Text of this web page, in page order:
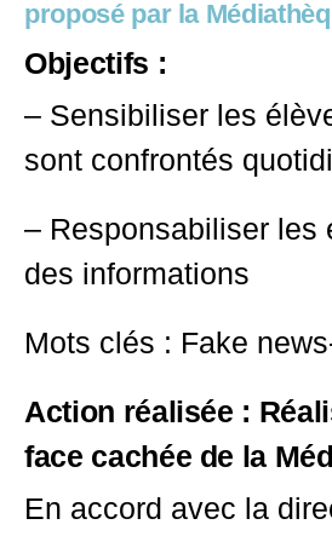
proposé par la
Objectifs :
– Sensibiliser les
sont confrontés
– Responsabiliser les
des informations
Mots clés : Fake
Action réalisée :
face cachée de la
En accord avec la